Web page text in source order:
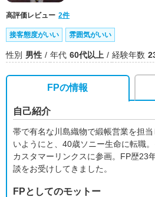
高評価レビュー 2件
接客態度がいい 雰囲気がいい
性別 男性 年代 60代以上 経験年数
FPの情報
自己紹介
帯で有名な川島織物で緞帳営業を担
いようにと、40歳ソニー生命に転職
カスタマーリンクスに参画。FP歴23
談をお受けしてきました。
FPとしてのモットー